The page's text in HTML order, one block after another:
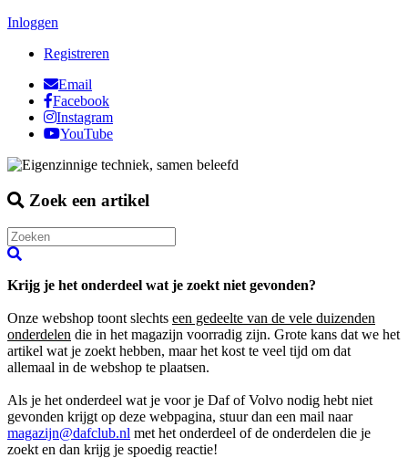
Inloggen
Registreren
Email
Facebook
Instagram
YouTube
Zoek een artikel
Krijg je het onderdeel wat je zoekt niet gevonden?
Onze webshop toont slechts een gedeelte van de vele duizenden
onderdelen die in het magazijn voorradig zijn. Grote kans dat we het
artikel wat je zoekt hebben, maar het kost te veel tijd om dat
allemaal in de webshop te plaatsen.
Als je het onderdeel wat je voor je Daf of Volvo nodig hebt niet
gevonden krijgt op deze webpagina, stuur dan een mail naar
magazijn@dafclub.nl met het onderdeel of de onderdelen die je
zoekt en dan krijg je spoedig reactie!